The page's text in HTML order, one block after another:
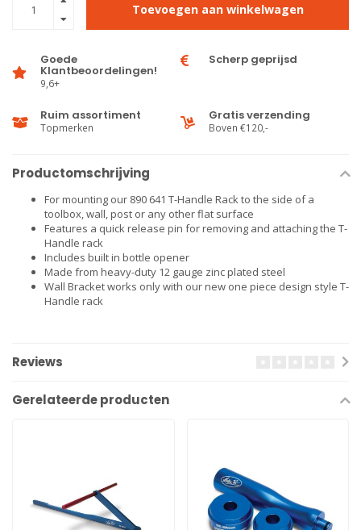
Toevoegen aan winkelwagen
Goede
Klantbeoordelingen!
9,6+
Scherp geprijsd
Ruim assortiment
Topmerken
Gratis verzending
Boven €120,-
Productomschrijving
For mounting our 890 641 T-Handle Rack to the side of a
toolbox, wall, post or any other flat surface
Features a quick release pin for removing and attaching the T-
Handle rack
Includes built in bottle opener
Made from heavy-duty 12 gauge zinc plated steel
Wall Bracket works only with our new one piece design style T-
Handle rack
Reviews
Gerelateerde producten